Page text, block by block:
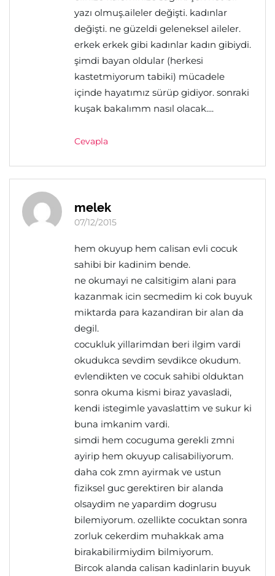
yazı olmuş.aileler değişti. kadınlar
değişti. ne güzeldi geleneksel aileler.
erkek erkek gibi kadınlar kadın gibiydi.
şimdi bayan oldular (herkesi
kastetmiyorum tabiki) mücadele
içinde hayatımız sürüp gidiyor. sonraki
kuşak bakalımm nasıl olacak....
Cevapla
melek
07/12/2015
hem okuyup hem calisan evli cocuk
sahibi bir kadinim bende.
ne okumayi ne calsitigim alani para
kazanmak icin secmedim ki cok buyuk
miktarda para kazandiran bir alan da
degil.
cocukluk yillarimdan beri ilgim vardi
okudukca sevdim sevdikce okudum.
evlendikten ve cocuk sahibi olduktan
sonra okuma kismi biraz yavasladi,
kendi istegimle yavaslattim ve sukur ki
buna imkanim vardi.
simdi hem cocuguma gerekli zmni
ayirip hem okuyup calisabiliyorum.
daha cok zmn ayirmak ve ustun
fiziksel guc gerektiren bir alanda
olsaydim ne yapardim dogrusu
bilemiyorum. ozellikte cocuktan sonra
zorluk cekerdim muhakkak ama
birakabilirmiydim bilmiyorum.
Bircok alanda calisan kadinlarin buyuk